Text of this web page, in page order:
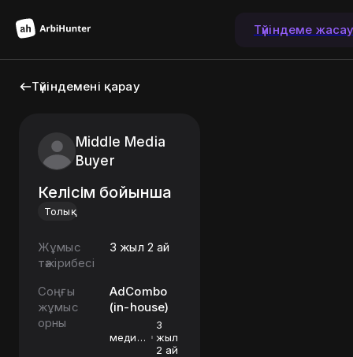
Түйіндеме
Түйіндемені қарау
Middle Media
Buyer
Келісім бойынша
Толық
Жұмыс
тәжірибесі
3 жыл 2 ай
Соңғы
жұмыс
орны
AdCombo
(in-house)
медиа-
3
жыл
2 ай